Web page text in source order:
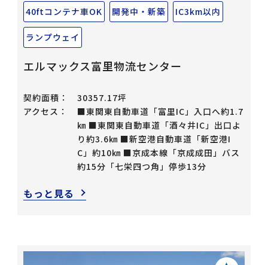
40ftコンテナ車OK 開発中・新築 IC3km以内
ランプウェイ
エルマックス富里物流センター
契約面積：
30357.17坪
アクセス：
■東関東自動車道「富里IC」入口へ約1.7
㎞ ■東関東自動車道「酒々井IC」出口よ
り約3.6㎞ ■新空港自動車道「新空港I
C」約10㎞ ■京成本線「京成成田」バス
約15分「七栄四つ角」停歩13分
もっと見る